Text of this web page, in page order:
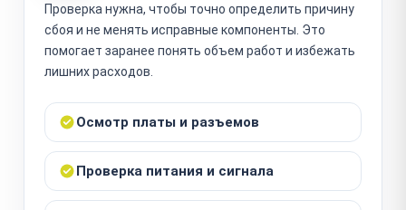
Проверка нужна, чтобы точно определить причину
сбоя и не менять исправные компоненты. Это
помогает заранее понять объем работ и избежать
лишних расходов.
Осмотр платы и разъемов
Проверка питания и сигнала